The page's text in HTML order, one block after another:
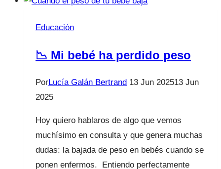
maravillosa
Educación
📉 Mi bebé ha perdido peso
PorLucía Galán Bertrand 13 Jun 202513 Jun
2025
Hoy quiero hablaros de algo que vemos
muchísimo en consulta y que genera muchas
dudas: la bajada de peso en bebés cuando se
ponen enfermos. Entiendo perfectamente